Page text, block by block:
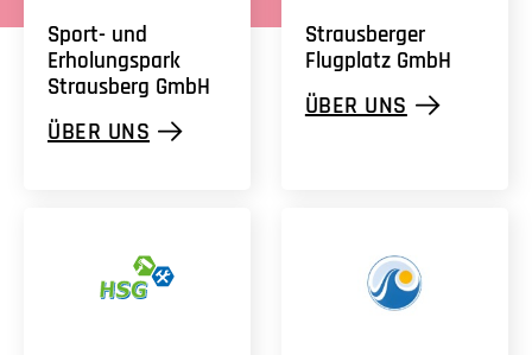
Sport- und
Erholungspark
Strausberg GmbH
ÜBER UNS
Strausberger
Flugplatz GmbH
ÜBER UNS